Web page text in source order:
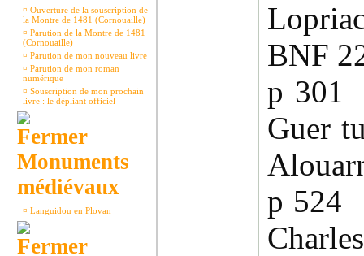
¤ Ouverture de la souscription de
la Montre de 1481 (Cornouaille)
¤ Parution de la Montre de 1481
(Cornouaille)
¤ Parution de mon nouveau livre
¤ Parution de mon roman
numérique
¤ Souscription de mon prochain
livre : le dépliant officiel
Monuments
médiévaux
¤ Languidou en Plovan
BNF
p 301
Guer
p 524